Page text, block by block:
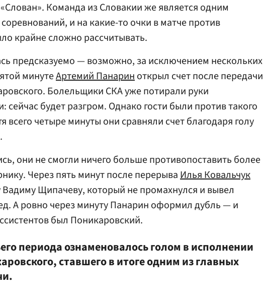
Команда из Словакии же является одним
и на какие-то очки в матче против
крайне сложно рассчитывать.
предсказуемо — возможно, за исключением нескольких
минутеАртемий Панариноткрыл счет после передачи
Болельщики СКА уже потирали руки
сейчас будет разгром. Однако гости были против такого
всего четыре минуты они сравняли счет благодаря голу
они не смогли ничего больше противопоставить более
Через пять минут после перерываИлья Ковальчук
Вадиму Щипачеву, который не промахнулся и вывел
А ровно через минуту Панарин оформил дубль — и
был Поникаровский.
периода ознаменовалось голом в исполнении
ставшего в итоге одним из главных